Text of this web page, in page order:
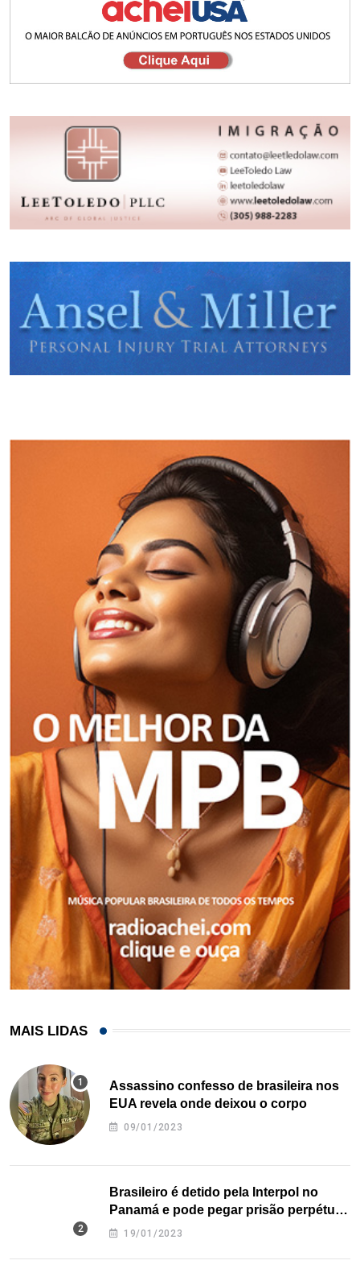
MAIS LIDAS
Assassino confesso de brasileira nos
EUA revela onde deixou o corpo
09/01/2023
Brasileiro é detido pela Interpol no
Panamá e pode pegar prisão perpétua
nos EUA
19/01/2023